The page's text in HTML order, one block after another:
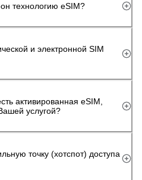
технологию eSIM?
и электронной SIM
активированная eSIM,
услугой?
точку (хотспот) доступа